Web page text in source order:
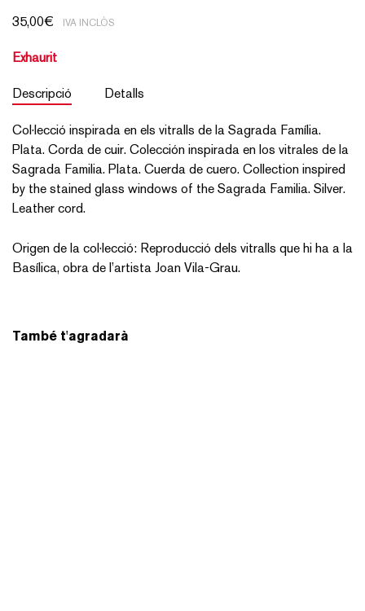
35,00€ IVA INCLÒS
Exhaurit
Descripció Detalls
Col·lecció inspirada en els vitralls de la Sagrada Família.
Plata. Corda de cuir. Colección inspirada en los vitrales de la
Sagrada Familia. Plata. Cuerda de cuero. Collection inspired
by the stained glass windows of the Sagrada Familia. Silver.
Leather cord.
Origen de la col·lecció: Reproducció dels vitralls que hi ha a la
Basílica, obra de l’artista Joan Vila-Grau.
També t'agradarà